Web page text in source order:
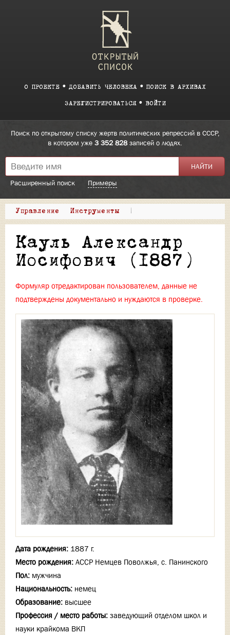
О ПРОЕКТЕ ДОБАВИТЬ ЧЕЛОВЕКА ПОИСК В АРХИВАХ
ЗАРЕГИСТРИРОВАТЬСЯ ВОЙТИ
Поиск по открытому списку жертв политических репрессий в СССР,
в котором уже 3 352 828записей о людях.
Расширенный поиск Примеры
Управление Инструменты |
Кауль Александр
Иосифович (1887)
Формуляр отредактирован пользователем, данные не
подтверждены документально и нуждаются в проверке.
Дата рождения: 1887 г.
Место рождения: АССР Немцев Поволжья, с. Панинского
Пол: мужчина
Национальность: немец
Образование: высшее
Профессия / место работы: заведующий отделом школ и
науки крайкома ВКП